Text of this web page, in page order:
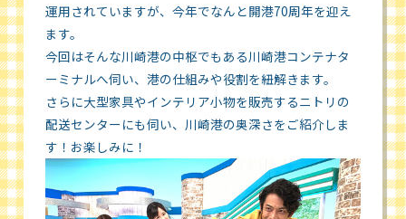
運用されていますが、今年でなんと開港70周年を迎え
ます。
今回はそんな川崎港の中枢でもある川崎港コンテナタ
ーミナルへ伺い、港の仕組みや役割を紐解きます。
さらに大型家具やインテリア小物を販売するニトリの
配送センターにも伺い、川崎港の奥深さをご紹介しま
す！お楽しみに！